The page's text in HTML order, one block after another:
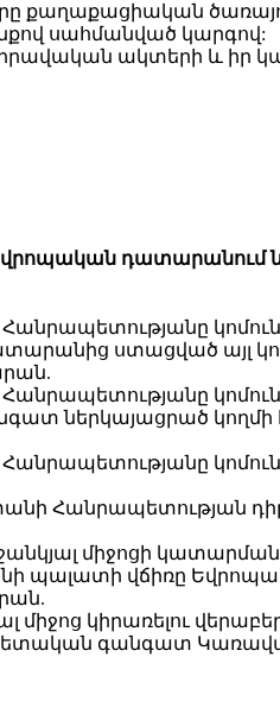
քաղաքացիական
սահմանված կարգով:
ակտերի և իր
դատարանում
ստացված այլ
ներկայացրած կողմի
Հանրապետության
միջոցի կատարման
պալատի վճիռը
կիրառելու
գանգատ